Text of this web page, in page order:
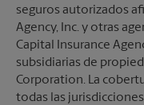
seguros autorizados
Agency, Inc. y otras
Capital Insurance
subsidiarias de
Corporation. La
todas las